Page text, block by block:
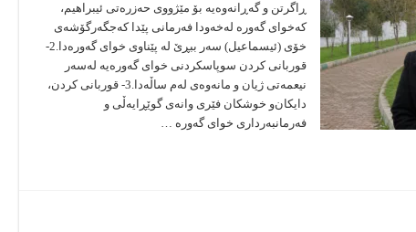
دەتوانن
قوربانی
بۆخۆیان
بکەن؟
ڕاگرتن و گه‌ڕانه‌وه‌یه‌ بۆ مێژووى حه‌زره‌تى ئیبراهیم،
كه‌خواى گه‌وره‌ له‌خه‌ودا فه‌رمانى پێدا كه‌جگه‌رگۆشه‌ى
خۆى (ئیسماعیل) سه‌ر ببڕێ له‌ پێناوى خواى گه‌وره‌دا.2-
قوربانى كردن سوپاسكردنى خواى گه‌وره‌یه‌ له‌سه‌ر
نیعمه‌تى ژیان و مانه‌وه‌ى له‌م ساڵه‌دا.3- قوربانى كردن،
دایكان‌و خوشكان فێرى وانه‌ى گوێڕایه‌ڵى و
فه‌رمانبه‌رداری خواى گه‌وره‌ …